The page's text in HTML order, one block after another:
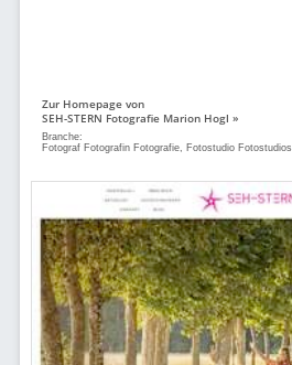
Zur Homepage von
SEH-STERN Fotografie Marion Hogl »
Branche:
Fotograf Fotografin Fotografie, Fotostudio Fotostudios